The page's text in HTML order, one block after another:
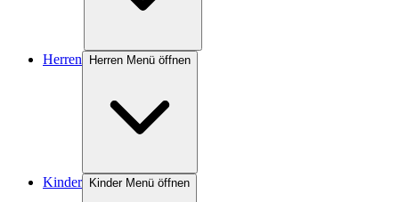
Herren Herren Menü öffnen
Kinder Kinder Menü öffnen